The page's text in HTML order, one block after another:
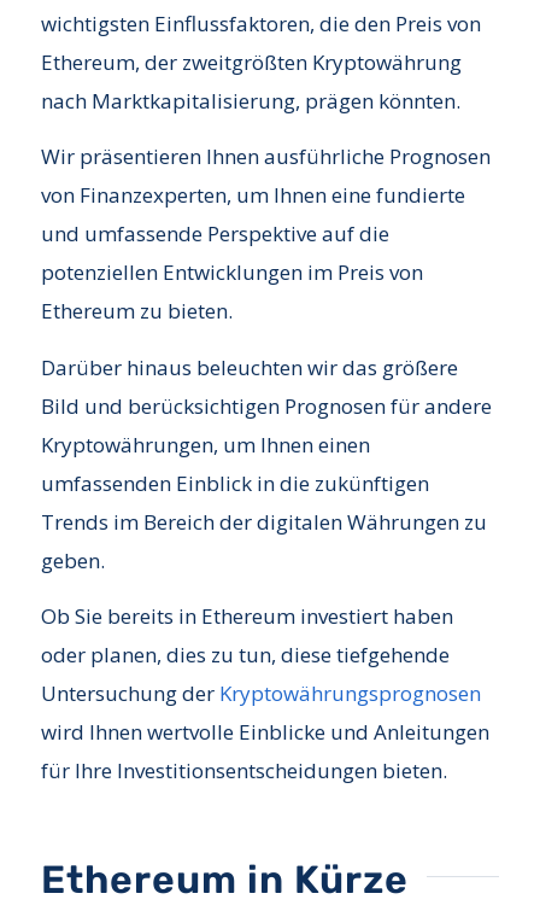
wichtigsten Einflussfaktoren, die den Preis von
Ethereum, der zweitgrößten Kryptowährung
nach Marktkapitalisierung, prägen könnten.
Wir präsentieren Ihnen ausführliche Prognosen
von Finanzexperten, um Ihnen eine fundierte
und umfassende Perspektive auf die
potenziellen Entwicklungen im Preis von
Ethereum zu bieten.
Darüber hinaus beleuchten wir das größere
Bild und berücksichtigen Prognosen für andere
Kryptowährungen, um Ihnen einen
umfassenden Einblick in die zukünftigen
Trends im Bereich der digitalen Währungen zu
geben.
Ob Sie bereits in Ethereum investiert haben
oder planen, dies zu tun, diese tiefgehende
Untersuchung der Kryptowährungsprognosen
wird Ihnen wertvolle Einblicke und Anleitungen
für Ihre Investitionsentscheidungen bieten.
Ethereum in Kürze